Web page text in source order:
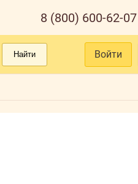
8 (800) 600-62-07
Найти Войти